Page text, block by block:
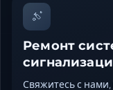
Ремонт
Свяжитесь с